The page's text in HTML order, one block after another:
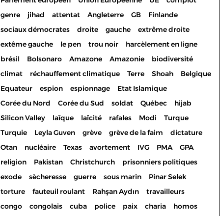
genre
jihad attentat Angleterre GB
Finlande
sociaux démocrates
droite gauche
extrême droite
extême gauche
le pen trou noir
harcèlement en ligne
brésil
Bolsonaro Amazone Amazonie
biodiversité
climat
réchauffement climatique Terre Shoah
Belgique
Equateur
espion espionnage
Etat Islamique
Corée du Nord
Corée du Sud soldat Québec
hijab
Silicon Valley
laïque laïcité rafales Modi
Turque
Turquie
Leyla Guven grève grève de la faim
dictature
Otan
nucléaire Texas avortement IVG PMA
GPA
religion
Pakistan Christchurch
prisonniers politiques
exode
sècheresse guerre sous marin
Pinar Selek
torture
fauteuil roulant Rahşan Aydın
travailleurs
congo
congolais cuba police paix charia
homos